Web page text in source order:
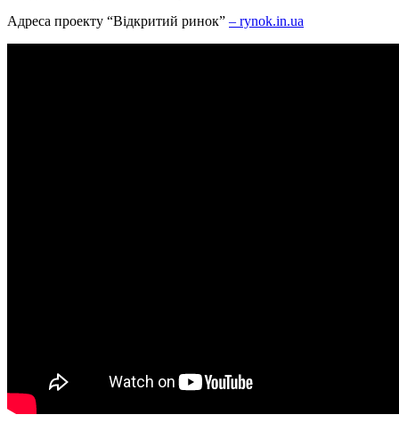
Адреса проекту “Відкритий ринок” – rynok.in.ua